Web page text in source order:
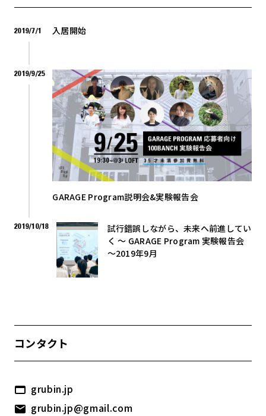
2019/7/1 入居開始
2019/9/25
GARAGE Program説明会&実験報告会
2019/10/18
試行錯誤しながら、未来へ前進してい
く 〜 GARAGE Program 実験報告会
〜2019年9月
コンタクト
grubin.jp
grubin.jp@gmail.com